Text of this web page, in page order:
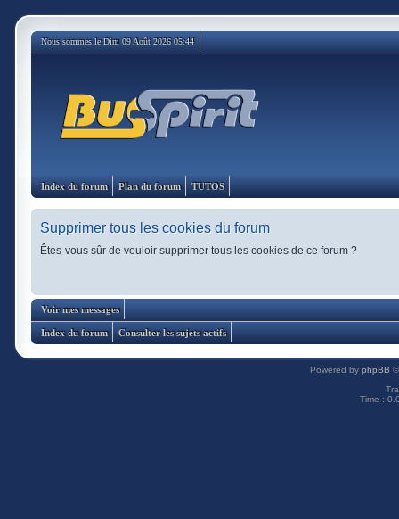
Nous sommes le Dim 09 Août 2026 05:44
Index du forum Plan du forum TUTOS
Supprimer tous les cookies du forum
Êtes-vous sûr de vouloir supprimer tous les cookies de ce forum ?
Voir mes messages
Index du forum Consulter les sujets actifs
Powered by phpBB
Time :